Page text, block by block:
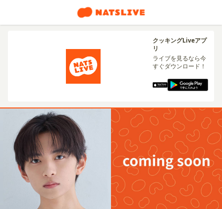
クッキングLiveアプ
リ
ライブを見るなら今
すぐダウンロード！